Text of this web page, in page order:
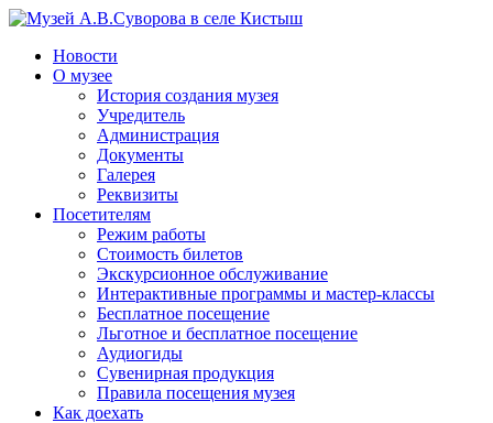
Новости
О музее
История создания музея
Учредитель
Администрация
Документы
Галерея
Реквизиты
Посетителям
Режим работы
Стоимость билетов
Экскурсионное обслуживание
Интерактивные программы и мастер-классы
Бесплатное посещение
Льготное и бесплатное посещение
Аудиогиды
Сувенирная продукция
Правила посещения музея
Как доехать